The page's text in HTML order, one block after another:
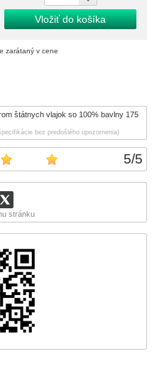
5/5
stránku
Vložiť do košíka
zarátaný v cene
štátnych vlajok so 100% bavlny 175
bez predošlého upozornenia)